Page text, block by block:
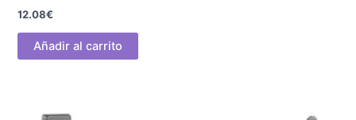
12.08€
Añadir al carrito